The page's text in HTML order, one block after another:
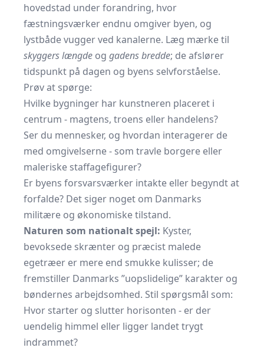
hovedstad under forandring, hvor
fæstningsværker endnu omgiver byen, og
lystbåde vugger ved kanalerne. Læg mærke til
skyggers længde og gadens bredde; de afslører
tidspunkt på dagen og byens selvforståelse.
Prøv at spørge:
Hvilke bygninger har kunstneren placeret i
centrum - magtens, troens eller handelens?
Ser du mennesker, og hvordan interagerer de
med omgivelserne - som travle borgere eller
maleriske staffagefigurer?
Er byens forsvarsværker intakte eller begyndt at
forfalde? Det siger noget om Danmarks
militære og økonomiske tilstand.
Naturen som nationalt spejl: Kyster,
bevoksede skrænter og præcist malede
egetræer er mere end smukke kulisser; de
fremstiller Danmarks ”uopslidelige” karakter og
bøndernes arbejdsomhed. Stil spørgsmål som:
Hvor starter og slutter horisonten - er der
uendelig himmel eller ligger landet trygt
indrammet?